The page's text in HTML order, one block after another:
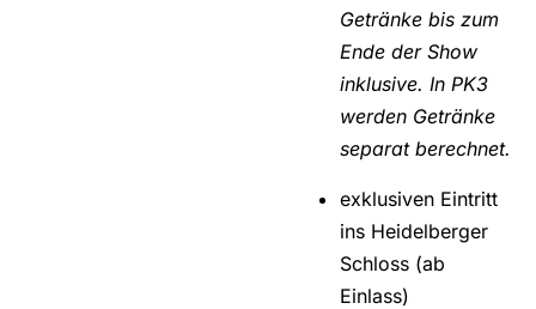
Getränke bis zum
Ende der Show
inklusive. In PK3
werden Getränke
separat berechnet.
exklusiven Eintritt
ins Heidelberger
Schloss (ab
Einlass)